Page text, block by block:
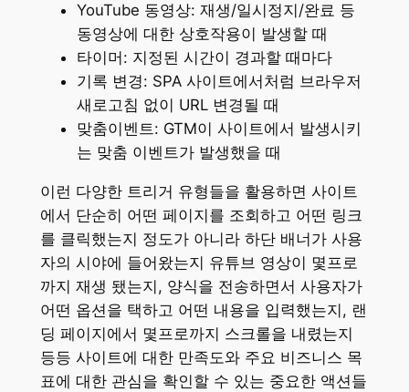
YouTube 동영상: 재생/일시정지/완료 등
동영상에 대한 상호작용이 발생할 때
타이머: 지정된 시간이 경과할 때마다
기록 변경: SPA 사이트에서처럼 브라우저
새로고침 없이 URL 변경될 때
맞춤이벤트: GTM이 사이트에서 발생시키
는 맞춤 이벤트가 발생했을 때
이런 다양한 트리거 유형들을 활용하면 사이트
에서 단순히 어떤 페이지를 조회하고 어떤 링크
를 클릭했는지 정도가 아니라 하단 배너가 사용
자의 시야에 들어왔는지 유튜브 영상이 몇프로
까지 재생 됐는지, 양식을 전송하면서 사용자가
어떤 옵션을 택하고 어떤 내용을 입력했는지, 랜
딩 페이지에서 몇프로까지 스크롤을 내렸는지
등등 사이트에 대한 만족도와 주요 비즈니스 목
표에 대한 관심을 확인할 수 있는 중요한 액션들